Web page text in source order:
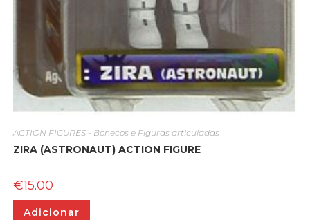
ACTION FIGURES - Bonecos e Figuras articuladas
ZIRA (ASTRONAUT) ACTION FIGURE
€15.00
Adicionar